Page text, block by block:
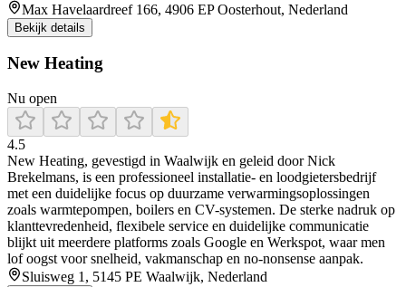
Max Havelaardreef 166, 4906 EP Oosterhout, Nederland
Bekijk details
New Heating
Nu open
4.5
New Heating, gevestigd in Waalwijk en geleid door Nick
Brekelmans, is een professioneel installatie- en loodgietersbedrijf
met een duidelijke focus op duurzame verwarmingsoplossingen
zoals warmtepompen, boilers en CV-systemen. De sterke nadruk op
klanttevredenheid, flexibele service en duidelijke communicatie
blijkt uit meerdere platforms zoals Google en Werkspot, waar men
lof oogst voor snelheid, vakmanschap en no-nonsense aanpak.
Sluisweg 1, 5145 PE Waalwijk, Nederland